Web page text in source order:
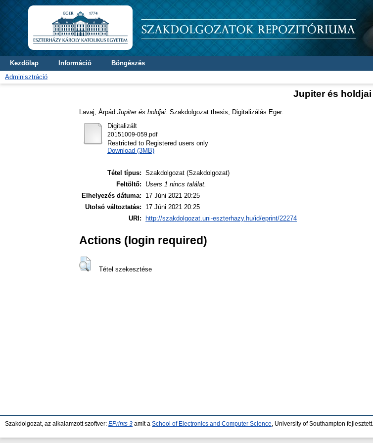
Kezdőlap Információ
Böngészés
Adminisztráció
Jupiter és holdjai
Lavaj, Árpád Jupiter és holdjai. Szakdolgozat thesis, Digitalizálás Eger.
Digitalizált
20151009-059.pdf
Restricted to Registered users only
Download (3MB)
Tétel típus: Szakdolgozat (Szakdolgozat)
Feltöltő:
Users 1 nincs találat.
Elhelyezés dátuma:
17 Júni 2021 20:25
Utolsó változtatás:
17 Júni 2021 20:25
URI:
http://szakdolgozat.uni-eszterhazy.hu/id/eprint/22274
Actions (login required)
Tétel szekesztése
Szakdolgozat, az alkalamzott szoftver: EPrints 3 amit a School of Electronics and Computer Science , University of Southampton fejlesztett.